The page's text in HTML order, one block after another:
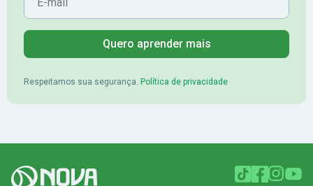
Quero aprender mais
Respeitamos sua segurança. Política de privacidade